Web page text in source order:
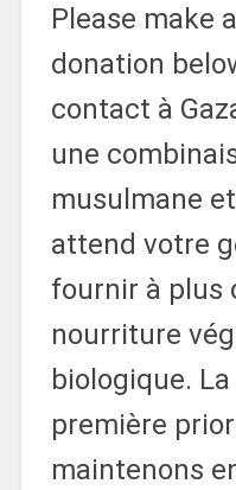
Please make
donation
contact à
une
musulmane
attend votre
fournir à plus
nourriture
biologique.
première
maintenons